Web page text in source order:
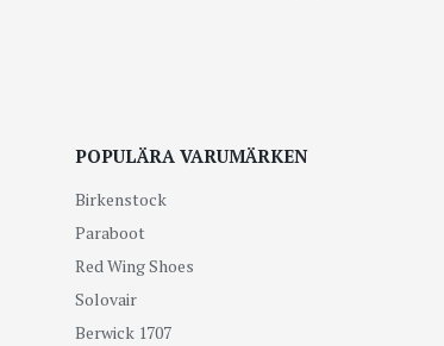
POPULÄRA VARUMÄRKEN
Birkenstock
Paraboot
Red Wing Shoes
Solovair
Berwick 1707